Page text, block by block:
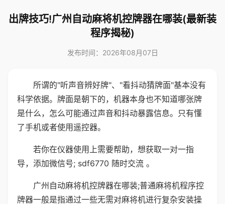
出牌技巧!广州自动麻将机控牌器在哪装(最新装
程序揭秘)
发布时间：2026年08月07日
所谓的"听声音辨好牌"、"看抖动猜牌面"基本没有
科学依据。牌面是朝下的，机器本身也不知道哪张牌
是什么，怎么可能通过声音和抖动暴露信息。只有懂
了手机或者使用遥控器。
若你在仪器使用上需要帮助，想获取一对一指
导，添加微信号; sdf6770 随时交流 。
广州自动麻将机控牌器在哪装;普通麻将机程序控
牌器一般是指通过一些无需对麻将机进行复杂安装操